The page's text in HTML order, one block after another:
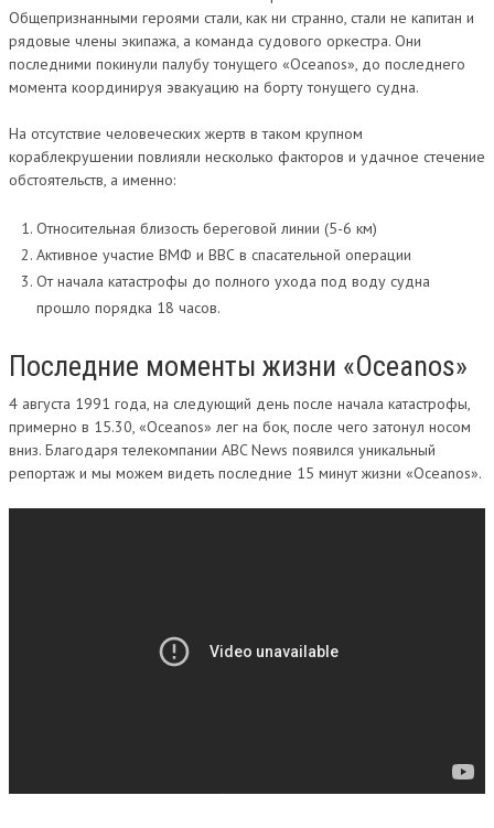
Общепризнанными героями стали, как ни странно, стали не капитан и
рядовые члены экипажа, а команда судового оркестра. Они
последними покинули палубу тонущего «Oceanos», до последнего
момента координируя эвакуацию на борту тонущего судна.
На отсутствие человеческих жертв в таком крупном
кораблекрушении повлияли несколько факторов и удачное стечение
обстоятельств, а именно:
Относительная близость береговой линии (5-6 км)
Активное участие ВМФ и ВВС в спасательной операции
От начала катастрофы до полного ухода под воду судна
прошло порядка 18 часов.
Последние моменты жизни «Oceanos»
4 августа 1991 года, на следующий день после начала катастрофы,
примерно в 15.30, «Oceanos» лег на бок, после чего затонул носом
вниз. Благодаря телекомпании ABC News появился уникальный
репортаж и мы можем видеть последние 15 минут жизни «Oceanos».